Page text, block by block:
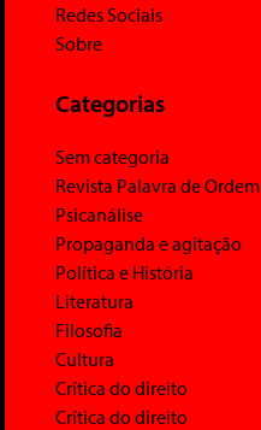
Redes Sociais
Sobre
Categorias
Sem categoria
Revista Palavra de Ordem
Psicanálise
Propaganda e agitação
Política e História
Literatura
Filosofia
Cultura
Crítica do direito
Crítica do direito